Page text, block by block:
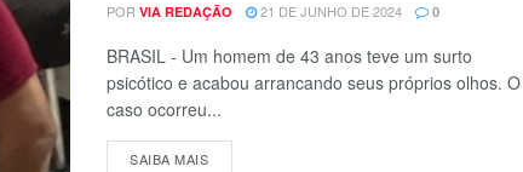
POR VIA REDAÇÃO 21 DE JUNHO DE 2024 0
BRASIL - Um homem de 43 anos teve um surto
psicótico e acabou arrancando seus próprios olhos. O
caso ocorreu...
SAIBA MAIS